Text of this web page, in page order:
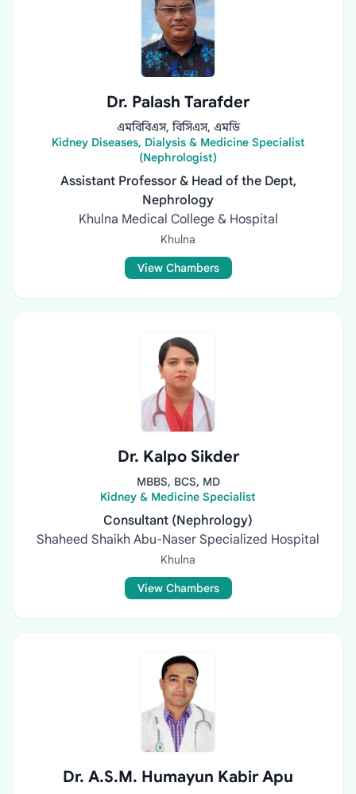
Dr. Palash Tarafder
এমবিবিএস, বিসিএস, এমডি
Kidney Diseases, Dialysis & Medicine Specialist
(Nephrologist)
Assistant Professor & Head of the Dept,
Nephrology
Khulna Medical College & Hospital
Khulna
View Chambers
Dr. Kalpo Sikder
MBBS, BCS, MD
Kidney & Medicine Specialist
Consultant (Nephrology)
Shaheed Shaikh Abu-Naser Specialized Hospital
Khulna
View Chambers
Dr. A.S.M. Humayun Kabir Apu